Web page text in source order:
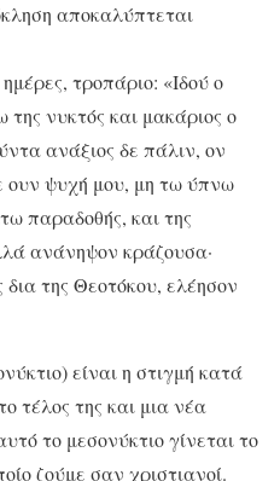
αποκαλύπτεται
ημέρες, τροπάριο: «Ιδού ο
νυκτός και μακάριος ο
ανάξιος δε πάλιν, ον
ουν ψυχή μου, μη τω ύπνω
παραδοθής, και της
ανάνηψον κράζουσα·
δια της Θεοτόκου, ελέησον
είναι η στιγμή κατά
τέλος της και μια νέα
το μεσονύκτιο γίνεται το
ζούμε σαν χριστιανοί.